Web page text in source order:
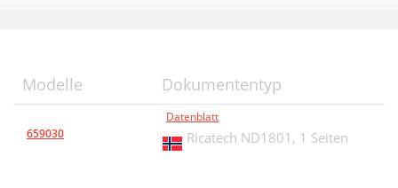
Modelle Dokumententyp
659030
Datenblatt
Ricatech ND1801, 1 Seiten